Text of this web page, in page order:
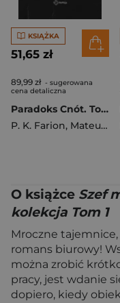
KSIĄŻKA
51,65 zł
89,99 zł - sugerowana
cena detaliczna
Paradoks Cnót. Tom 2
P. K. Farion, Mateusz Gostyński
O książce Szef
kolekcja Tom 1
Mroczne
romans biurowy!
można zrobić
pracy, jest wdanie
dopiero, kiedy